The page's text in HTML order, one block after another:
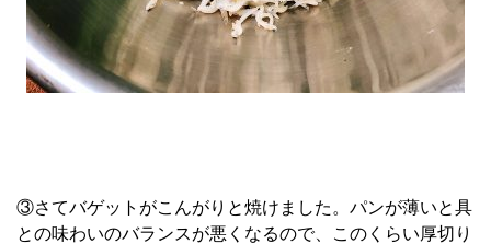
③さてバゲットがこんがりと焼けました。パンが薄いと具
との味わいのバランスが悪くなるので、このくらい厚切り